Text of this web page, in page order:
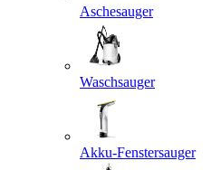
Aschesauger
Waschsauger
Akku-Fenstersauger